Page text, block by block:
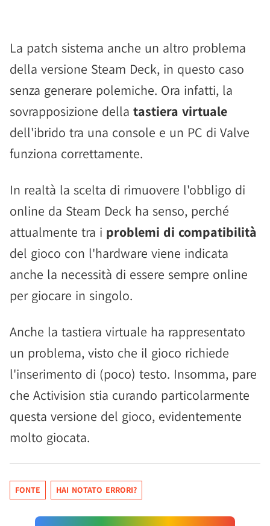
La patch sistema anche un altro problema
della versione Steam Deck, in questo caso
senza generare polemiche. Ora infatti, la
sovrapposizione della tastiera virtuale
dell'ibrido tra una console e un PC di Valve
funziona correttamente.
In realtà la scelta di rimuovere l'obbligo di
online da Steam Deck ha senso, perché
attualmente tra i problemi di compatibilità
del gioco con l'hardware viene indicata
anche la necessità di essere sempre online
per giocare in singolo.
Anche la tastiera virtuale ha rappresentato
un problema, visto che il gioco richiede
l'inserimento di (poco) testo. Insomma, pare
che Activision stia curando particolarmente
questa versione del gioco, evidentemente
molto giocata.
FONTE HAI NOTATO ERRORI?